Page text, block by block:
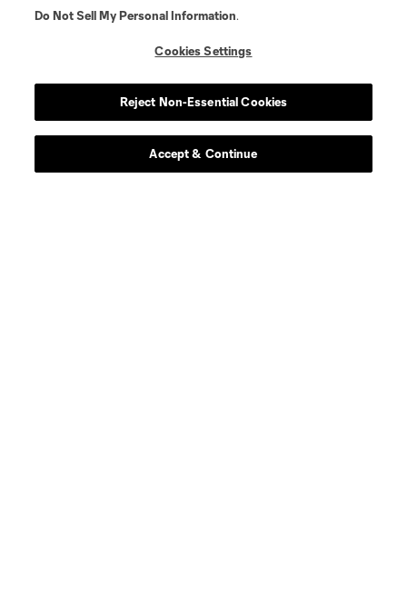
Do Not Sell My Personal Information.
Cookies Settings
Reject Non-Essential Cookies
Accept & Continue